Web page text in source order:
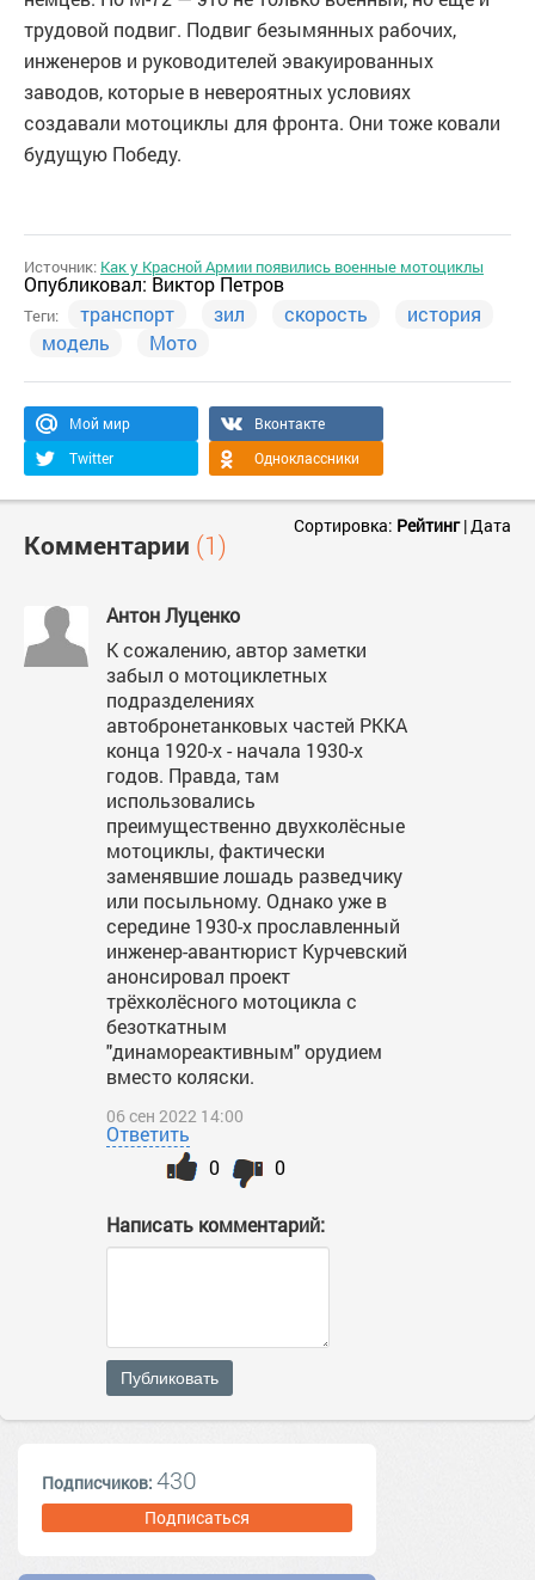
трудовой подвиг. Подвиг безымянных рабочих,
инженеров и руководителей эвакуированных
заводов, которые в невероятных условиях
создавали мотоциклы для фронта. Они тоже ковали
будущую Победу.
Источник: Как у Красной Армии появились военные мотоциклы
Опубликовал: Виктор Петров
Теги: транспорт зил скорость
история
модель
Мото
Мой мир
Вконтакте
Twitter
Одноклассники
Комментарии (1)
Сортировка: Рейтинг|Дата
Антон Луценко
К сожалению, автор заметки
забыл о мотоциклетных
подразделениях
автобронетанковых частей РККА
конца 1920-х - начала 1930-х
годов. Правда, там
использовались
преимущественно двухколёсные
мотоциклы, фактически
заменявшие лошадь разведчику
или посыльному. Однако уже в
середине 1930-х прославленный
инженер-авантюрист Курчевский
анонсировал проект
трёхколёсного мотоцикла с
безоткатным
"динамореактивным" орудием
вместо коляски.
06 сен 2022 14:00
Ответить
0
0
Написать комментарий:
Публиковать
Подписчиков: 430
Подписаться